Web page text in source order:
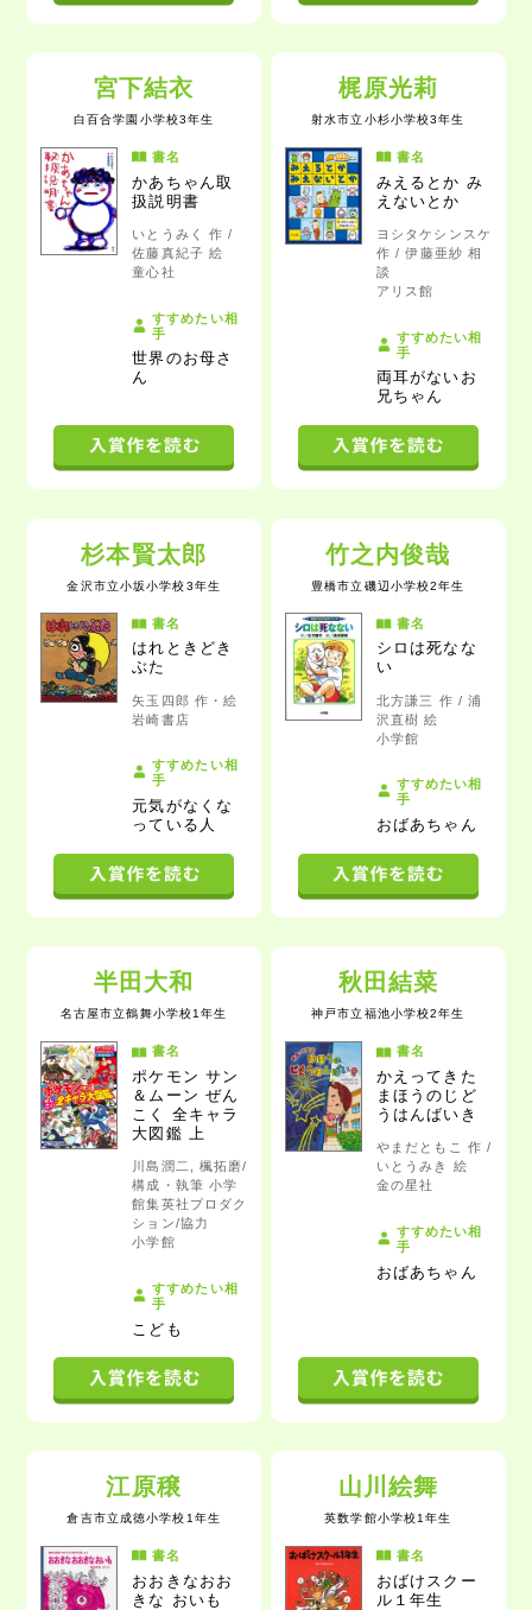
宮下結衣
白百合学園小学校3年生
書名
かあちゃん取
扱説明書
いとうみく 作 /
佐藤真紀子 絵
童心社
すすめたい相
手
世界のお母さ
ん
梶原光莉
射水市立小杉小学校3年生
書名
みえるとか み
えないとか
ヨシタケシンスケ
作 / 伊藤亜紗 相
談
アリス館
すすめたい相
手
両耳がないお
兄ちゃん
杉本賢太郎
金沢市立小坂小学校3年生
書名
はれときどき
ぶた
矢玉四郎 作・絵
岩崎書店
すすめたい相
手
元気がなくな
っている人
竹之内俊哉
豊橋市立磯辺小学校2年生
書名
シロは死なな
い
北方謙三 作 / 浦
沢直樹 絵
小学館
すすめたい相
手
おばあちゃん
半田大和
名古屋市立鶴舞小学校1年生
書名
ポケモン サン
＆ムーン ぜん
こく 全キャラ
大図鑑 上
川島潤二, 楓拓磨/
構成・執筆 小学
館集英社プロダク
ション/協力
小学館
すすめたい相
手
こども
秋田結菜
神戸市立福池小学校2年生
書名
かえってきた
まほうのじど
うはんばいき
やまだともこ 作 /
いとうみき 絵
金の星社
すすめたい相
手
おばあちゃん
江原穣
倉吉市立成徳小学校1年生
書名
おおきなおお
きな おいも
山川絵舞
英数学館小学校1年生
書名
おばけスクー
ル１年生